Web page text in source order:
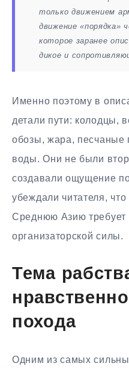
только движением
движение «порядка»
которое заранее
дикое и
Именно поэтому в
детали пути: колодцы,
обозы, жара, песчаные
воды. Они не были
создавали ощущение
убеждали читателя,
Среднюю Азию требует
организаторской силы.
Тема
похода
Одним из самых